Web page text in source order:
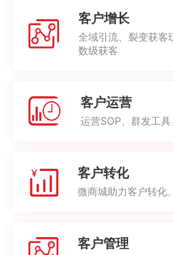
客户增长
全域引流、裂变获客
数级获客
客户运营
运营SOP、群发工
客户转化
微商城助力客户转化
客户管理